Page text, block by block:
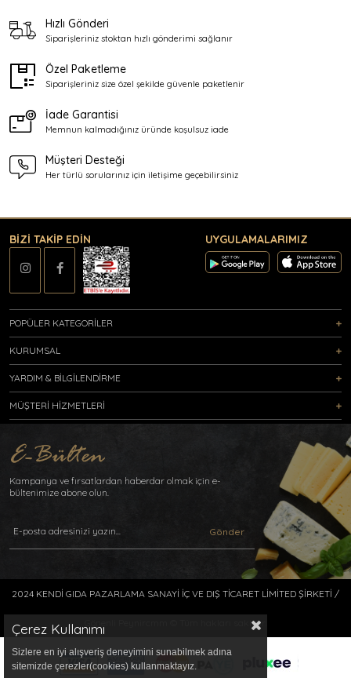
Hızlı Gönderi
Siparişleriniz stoktan hızlı gönderimi sağlanır
Özel Paketleme
Siparişleriniz size özel şekilde güvenle paketlenir
İade Garantisi
Memnun kalmadığınız üründe koşulsuz iade
Müşteri Desteği
Her türlü sorularınız için iletişime geçebilirsiniz
BİZİ TAKİP EDİN UYGULAMALARIMIZ
POPÜLER KATEGORİLER
KURUMSAL
YARDIM & BİLGİLENDİRME
MÜŞTERİ HİZMETLERİ
Kampanya ve fırsatlardan haberdar olmak için e-
bültenimize abone olun.
Gönder
2024 KENDİ GIDA PAZARLAMA SANAYİ İÇ VE DIŞ TİCARET LİMİTED ŞİRKETİ /
Gönenli Peynircmm © Tüm hakları saklıdır.
Çerez Kullanımı
Sizlere en iyi alışveriş deneyimini sunabilmek adına
sitemizde çerezler(cookies) kullanmaktayız.